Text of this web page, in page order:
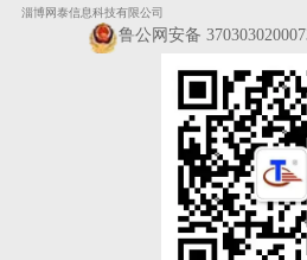
淄博网泰信息科技有限公司
鲁公网安备